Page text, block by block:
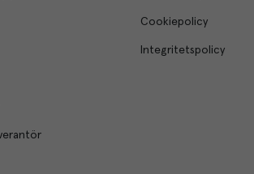
Cookiepolicy
Integritetspolicy